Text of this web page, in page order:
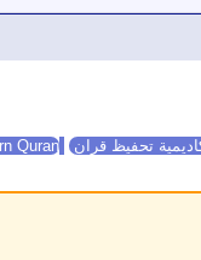
تحفيظ قران Quran